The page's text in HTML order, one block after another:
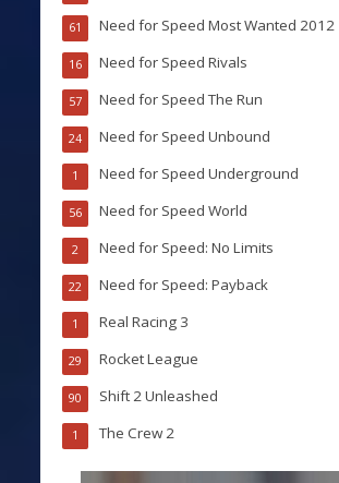
Need for Speed Most Wanted 2012
61
Need for Speed Rivals
16
Need for Speed The Run
57
Need for Speed Unbound
24
Need for Speed Underground
1
Need for Speed World
56
Need for Speed: No Limits
2
Need for Speed: Payback
22
Real Racing 3
1
Rocket League
29
Shift 2 Unleashed
90
The Crew 2
1